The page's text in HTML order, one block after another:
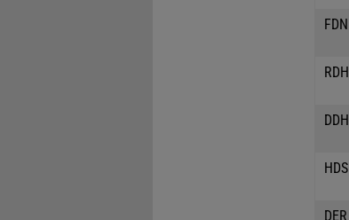
FDN
RDH
DDH
HDS
DER